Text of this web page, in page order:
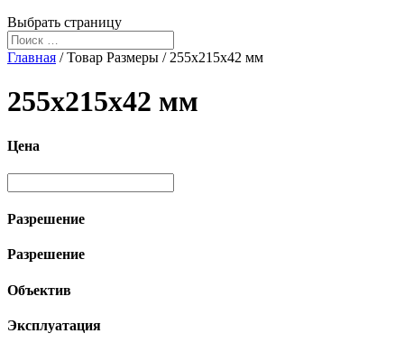
Выбрать страницу
Главная / Товар Размеры / 255х215х42 мм
255х215х42 мм
Цена
Разрешение
Разрешение
Объектив
Эксплуатация